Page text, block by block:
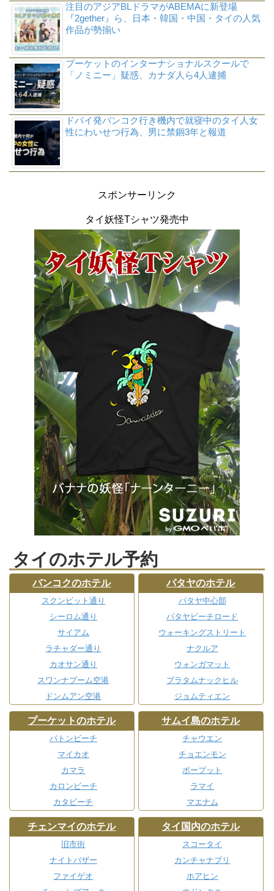
注目のアジアBLドラマがABEMAに新登場
『2gether』ら、日本・韓国・中国・タイの人気
作品が勢揃い
プーケットのインターナショナルスクールで
「ノミニー」疑惑、カナダ人ら4人逮捕
ドバイ発バンコク行き機内で就寝中のタイ人女
性にわいせつ行為、男に禁錮3年と報道
スポンサーリンク
タイ妖怪Tシャツ発売中
タイのホテル予約
バンコクのホテル
スクンビット通り
シーロム通り
サイアム
ラチャダー通り
カオサン通り
スワンナプーム空港
ドンムアン空港
パタヤのホテル
パタヤ中心部
パタヤビーチロード
ウォーキングストリート
ナクルア
ウォンガマット
プラタムナックヒル
ジョムティエン
プーケットのホテル
パトンビーチ
マイカオ
カマラ
カロンビーチ
カタビーチ
サムイ島のホテル
チャウエン
チョエンモン
ボープット
ラマイ
マエナム
チェンマイのホテル
旧市街
ナイトバザー
ファイゲオ
タイ国内のホテル
スコータイ
カンチャナブリ
ホアヒン